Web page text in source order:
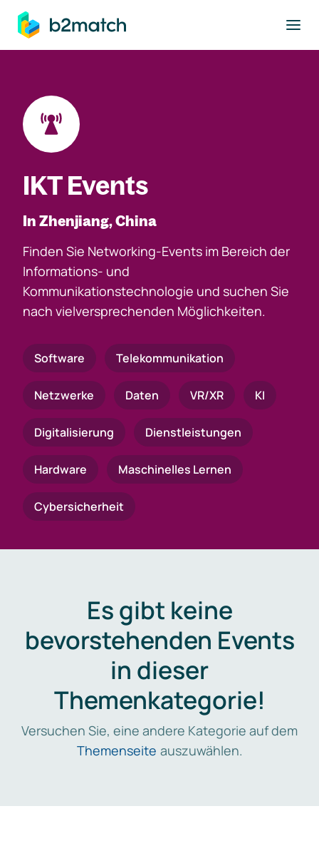
springen
IKT Events
In Zhenjiang, China
Finden Sie Networking-Events im Bereich der
Informations- und
Kommunikationstechnologie und suchen Sie
nach vielversprechenden Möglichkeiten.
Software Telekommunikation
Netzwerke Daten VR/XR KI
Digitalisierung Dienstleistungen
Hardware Maschinelles Lernen
Cybersicherheit
Es gibt keine
bevorstehenden Events
in dieser
Themenkategorie!
Versuchen Sie, eine andere Kategorie auf dem
Themenseite auszuwählen.